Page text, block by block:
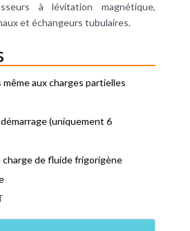
à lévitation magnétique,
et échangeurs tubulaires.
aux charges partielles
(uniquement 6
charge de fluide frigorigène